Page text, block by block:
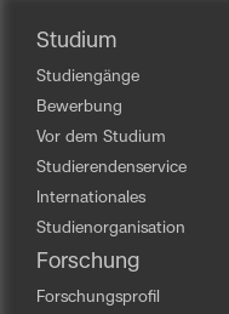
Studium
Studiengänge
Bewerbung
Vor dem Studium
Studierendenservice
Internationales
Studienorganisation
Forschung
Forschungsprofil